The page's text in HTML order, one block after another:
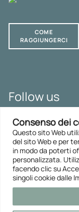
Consenso dei
Questo sito Web
del sito Web e per
in modo da poterti
personalizzata.
facendo clic su
singoli cookie dalle
COME
RAGGIUNGERCI
Follow us
LinkedIn